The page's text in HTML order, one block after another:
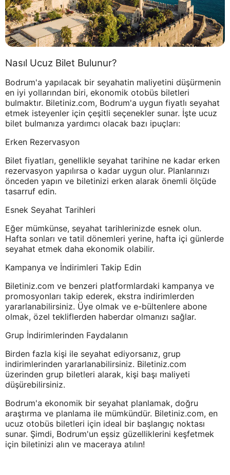
Nasıl Ucuz Bilet Bulunur?
Bodrum'a yapılacak bir seyahatin maliyetini düşürmenin
en iyi yollarından biri, ekonomik otobüs biletleri
bulmaktır. Biletiniz.com, Bodrum'a uygun fiyatlı seyahat
etmek isteyenler için çeşitli seçenekler sunar. İşte ucuz
bilet bulmanıza yardımcı olacak bazı ipuçları:
Erken Rezervasyon
Bilet fiyatları, genellikle seyahat tarihine ne kadar erken
rezervasyon yapılırsa o kadar uygun olur. Planlarınızı
önceden yapın ve biletinizi erken alarak önemli ölçüde
tasarruf edin.
Esnek Seyahat Tarihleri
Eğer mümkünse, seyahat tarihlerinizde esnek olun.
Hafta sonları ve tatil dönemleri yerine, hafta içi günlerde
seyahat etmek daha ekonomik olabilir.
Kampanya ve İndirimleri Takip Edin
Biletiniz.com ve benzeri platformlardaki kampanya ve
promosyonları takip ederek, ekstra indirimlerden
yararlanabilirsiniz. Üye olmak ve e-bültenlere abone
olmak, özel tekliflerden haberdar olmanızı sağlar.
Grup İndirimlerinden Faydalanın
Birden fazla kişi ile seyahat ediyorsanız, grup
indirimlerinden yararlanabilirsiniz. Biletiniz.com
üzerinden grup biletleri alarak, kişi başı maliyeti
düşürebilirsiniz.
Bodrum'a ekonomik bir seyahat planlamak, doğru
araştırma ve planlama ile mümkündür. Biletiniz.com, en
ucuz otobüs biletleri için ideal bir başlangıç noktası
sunar. Şimdi, Bodrum'un eşsiz güzelliklerini keşfetmek
için biletinizi alın ve maceraya atılın!